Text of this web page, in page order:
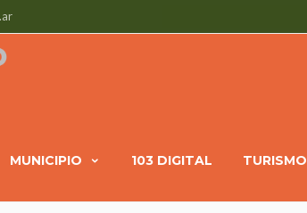
MUNICIPIO 103 DIGITAL TURISMO